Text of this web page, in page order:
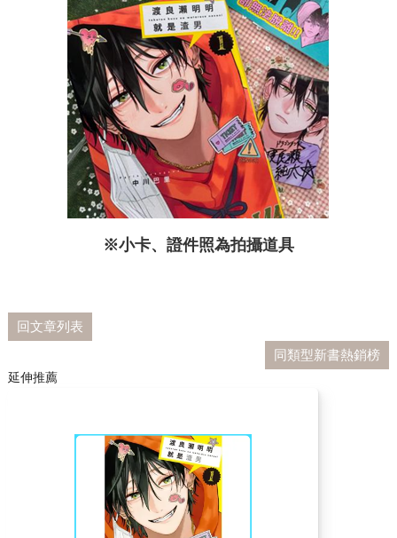
※小卡、證件照為拍攝道具
回文章列表
同類型新書熱銷榜
延伸推薦